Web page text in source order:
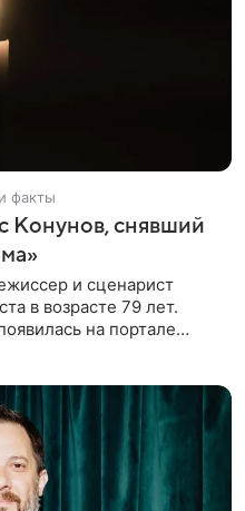
факты
Конунов, снявший
и сценарист
в возрасте 79 лет.
на портале